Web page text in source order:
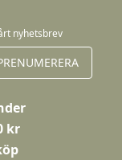
nyhetsbrev
kr